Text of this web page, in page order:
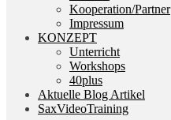
Kooperation/Partner
Impressum
KONZEPT
Unterricht
Workshops
40plus
Aktuelle Blog Artikel
SaxVideoTraining